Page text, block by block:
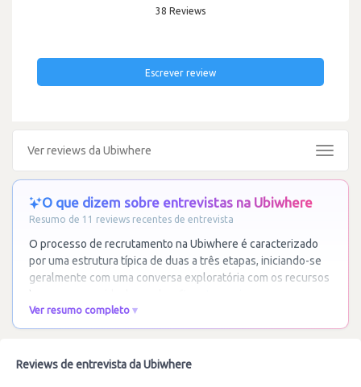
38 Reviews
Escrever review
Ver reviews da Ubiwhere
Toggle
O que dizem sobre entrevistas na Ubiwhere
Resumo de 11 reviews recentes de entrevista
O processo de recrutamento na Ubiwhere é caracterizado
por uma estrutura típica de duas a três etapas, iniciando-se
geralmente com uma conversa exploratória com os recursos
humanos, seguida de um desafio
Ver resumo completo
Reviews de entrevista da Ubiwhere